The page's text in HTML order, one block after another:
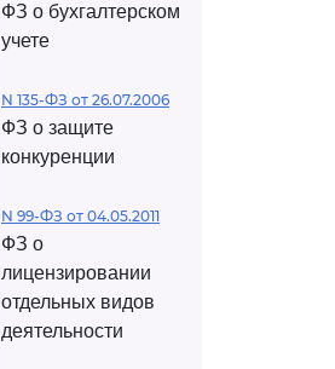
ФЗ о бухгалтерском
учете
N 135-ФЗ от 26.07.2006
ФЗ о защите
конкуренции
N 99-ФЗ от 04.05.2011
ФЗ о
лицензировании
отдельных видов
деятельности